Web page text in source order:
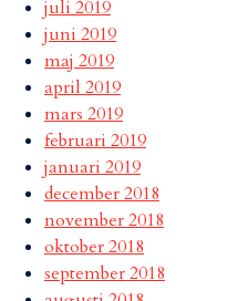
juli 2019
juni 2019
maj 2019
april 2019
mars 2019
februari 2019
januari 2019
december 2018
november 2018
oktober 2018
september 2018